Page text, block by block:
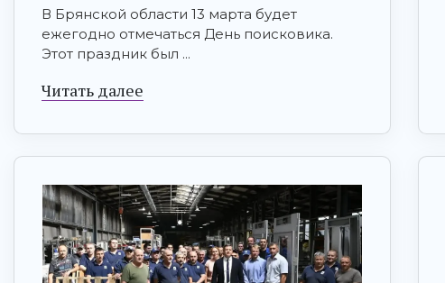
В Брянской области 13 марта будет
ежегодно отмечаться День поисковика.
Этот праздник был ...
Читать далее